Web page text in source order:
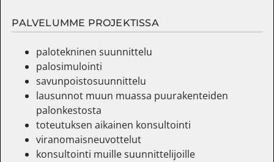
PALVELUMME PROJEKTISSA
palotekninen suunnittelu
palosimulointi
savunpoistosuunnittelu
lausunnot muun muassa puurakenteiden
palonkestosta
toteutuksen aikainen konsultointi
viranomaisneuvottelut
konsultointi muille suunnittelijoille